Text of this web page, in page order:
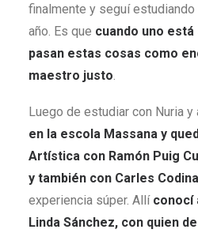
finalmente y seguí
año. Es que cuando uno
pasan estas cosas como
maestro justo.
Luego de estudiar con Nuria y
en la escola Massana y
Artística con Ramón Puig
y también con Carles Codina
experiencia súper. Allí conocí
Linda Sánchez, con quien